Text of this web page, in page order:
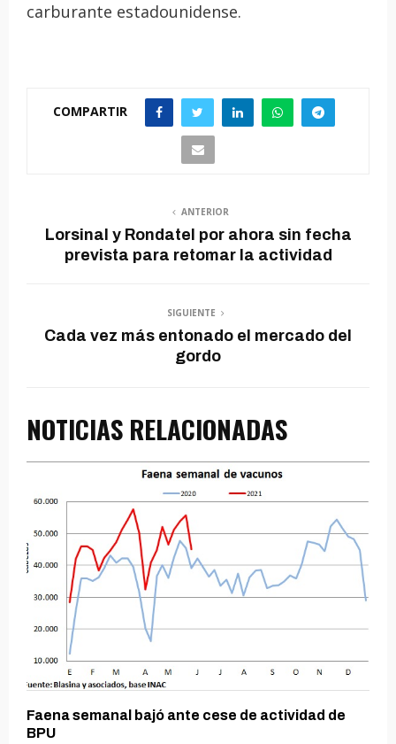
carburante estadounidense.
COMPARTIR
ANTERIOR
Lorsinal y Rondatel por ahora sin fecha
prevista para retomar la actividad
SIGUIENTE
Cada vez más entonado el mercado del
gordo
NOTICIAS RELACIONADAS
Faena semanal bajó ante cese de actividad de
BPU